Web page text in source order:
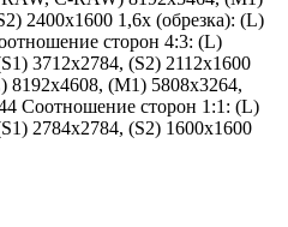
2400x1600 1,6x (обрезка): (L)
сторон 4:3: (L)
3712x2784, (S2) 2112x1600
8192x4608, (M1) 5808x3264,
Соотношение сторон 1:1: (L)
2784x2784, (S2) 1600x1600